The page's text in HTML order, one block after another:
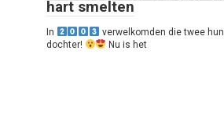
hart smelten
In
verwelkomden die twee
dochter!
Nu is het